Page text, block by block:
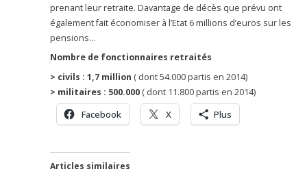
prenant leur retraite. Davantage de décès que prévu ont
également fait économiser à l’Etat 6 millions d’euros sur les
pensions…
Nombre de fonctionnaires retraités
> civils : 1,7 million ( dont 54.000 partis en 2014)
> militaires : 500.000 ( dont 11.800 partis en 2014)
Facebook X Plus
Articles similaires